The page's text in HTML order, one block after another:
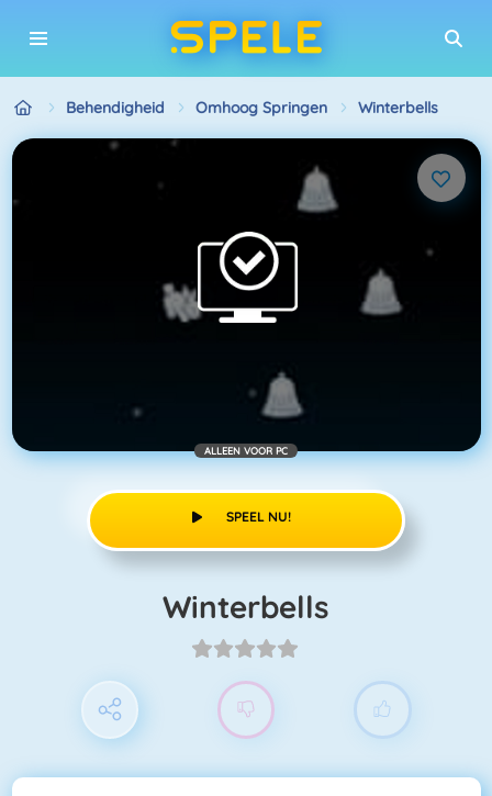
Behendigheid Omhoog Springen Winterbells
ALLEEN VOOR PC
SPEEL NU!
Winterbells